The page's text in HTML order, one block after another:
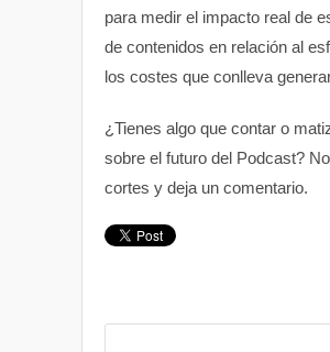
para medir el impacto real de
de contenidos en relación al
los costes que conlleva
¿Tienes algo que contar o
sobre el futuro del Podcast?
cortes y deja un comentario.